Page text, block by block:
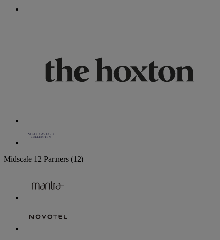
Midscale 12 Partners (12)